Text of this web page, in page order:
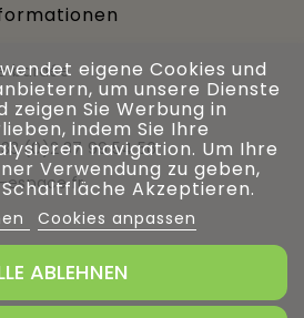
bardée
(0)2 37 99 54 56
espace.fr
eigene Cookies und
um unsere Dienste
zeigen Sie Werbung in
indem Sie Ihre
navigation. Um Ihre
Verwendung zu geben,
Akzeptieren.
Cookies anpassen
ABLEHNEN